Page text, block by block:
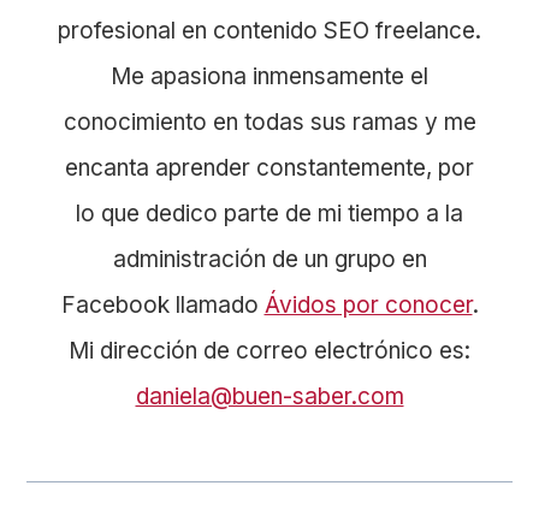
profesional en contenido SEO freelance.
Me apasiona inmensamente el
conocimiento en todas sus ramas y me
encanta aprender constantemente, por
lo que dedico parte de mi tiempo a la
administración de un grupo en
Facebook llamado Ávidos por conocer.
Mi dirección de correo electrónico es:
daniela@buen-saber.com